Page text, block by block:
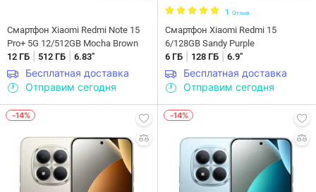
Смартфон Xiaomi Redmi Note 15
Pro+ 5G 12/512GB Mocha Brown
12 ГБ
512 ГБ 6.83"
Бесплатная доставка
Отправим сегодня
1 Отзыв
Смартфон Xiaomi Redmi 15
6/128GB Sandy Purple
6 ГБ
128 ГБ 6.9"
Бесплатная доставка
Отправим сегодня
-14% -14%